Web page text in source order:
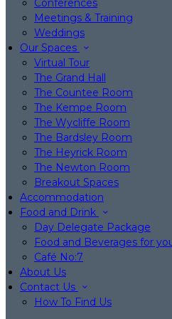
Conferences
Meetings & Training
Weddings
Our Spaces
Virtual Tour
The Grand Hall
The Countee Room
The Kempe Room
The Wycliffe Room
The Bardsley Room
The Heyrick Room
The Newton Room
Breakout Spaces
Accommodation
Food and Drink
Day Delegate Package
Food and Beverages for
Café No:7
About Us
Contact Us
How To Find Us